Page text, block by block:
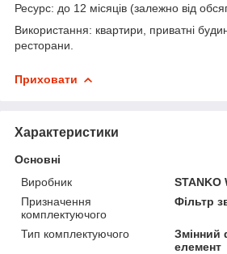
Ресурс: до 12 місяців (залежно від
Використання: квартири, приватні
ресторани.
Приховати
Характеристики
Основні
Виробник
STANKO
Призначення
комплектуючого
Фільтр
Тип комплектуючого
Змінний
елемент